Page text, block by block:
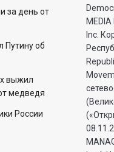
за день от
Путину об
выжил
медведя
России
MEDIA
Inc.